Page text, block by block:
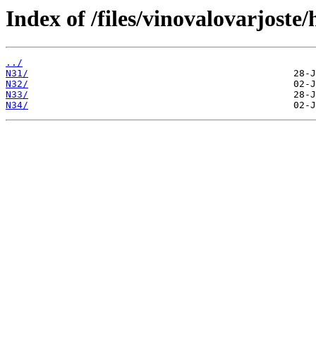
Index of /files/
../
N31/
N32/
N33/
N34/